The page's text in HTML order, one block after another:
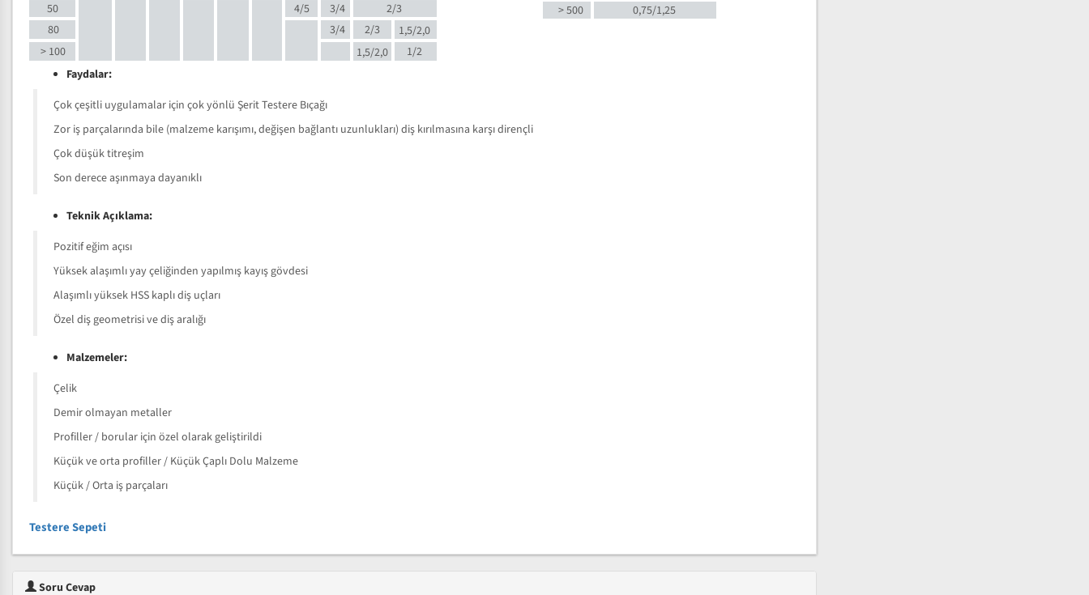
50
4/5 3/4
2/3
80
3/4 2/3
1,5/2,0
> 100
1,5/2,0 1/2
> 500
0,75/1,25
Faydalar:
Çok çeşitli uygulamalar için çok yönlü Şerit Testere Bıçağı
Zor iş parçalarında bile (malzeme karışımı, değişen bağlantı uzunlukları) diş kırılmasına karşı dirençli
Çok düşük titreşim
Son derece aşınmaya dayanıklı
Teknik Açıklama:
Pozitif eğim açısı
Yüksek alaşımlı yay çeliğinden yapılmış kayış gövdesi
Alaşımlı yüksek HSS kaplı diş uçları
Özel diş geometrisi ve diş aralığı
Malzemeler:
Çelik
Demir olmayan metaller
Profiller / borular için özel olarak geliştirildi
Küçük ve orta profiller / Küçük Çaplı Dolu Malzeme
Küçük / Orta iş parçaları
Testere Sepeti
Soru Cevap